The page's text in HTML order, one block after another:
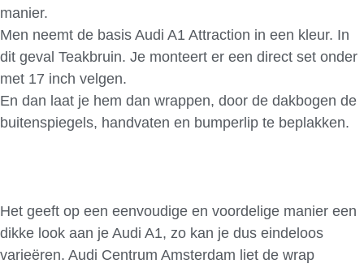
manier.
Men neemt de basis Audi A1 Attraction in een kleur. In
dit geval Teakbruin. Je monteert er een direct set onder
met 17 inch velgen.
En dan laat je hem dan wrappen, door de dakbogen de
buitenspiegels, handvaten en bumperlip te beplakken.
Het geeft op een eenvoudige en voordelige manier een
dikke look aan je Audi A1, zo kan je dus eindeloos
varieëren. Audi Centrum Amsterdam liet de wrap